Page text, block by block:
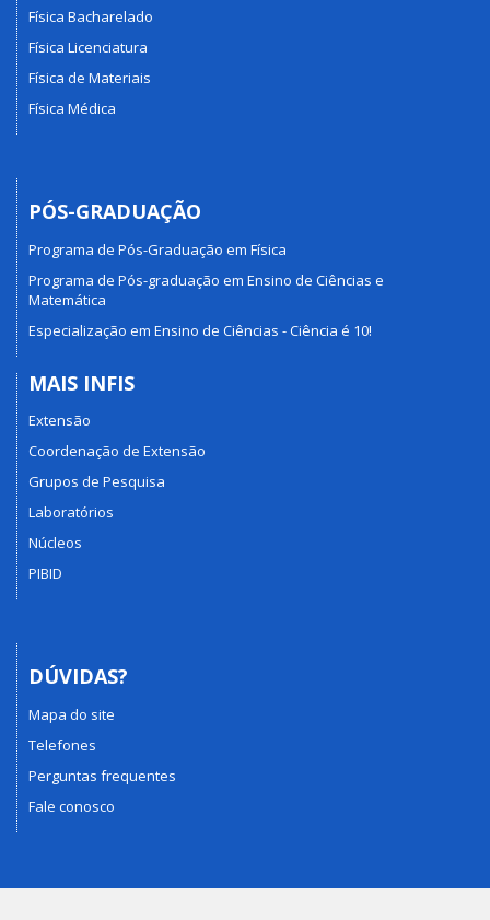
Física Bacharelado
Física Licenciatura
Física de Materiais
Física Médica
PÓS-GRADUAÇÃO
Programa de Pós-Graduação em Física
Programa de Pós-graduação em Ensino de Ciências e
Matemática
Especialização em Ensino de Ciências - Ciência é 10!
MAIS INFIS
Extensão
Coordenação de Extensão
Grupos de Pesquisa
Laboratórios
Núcleos
PIBID
DÚVIDAS?
Mapa do site
Telefones
Perguntas frequentes
Fale conosco